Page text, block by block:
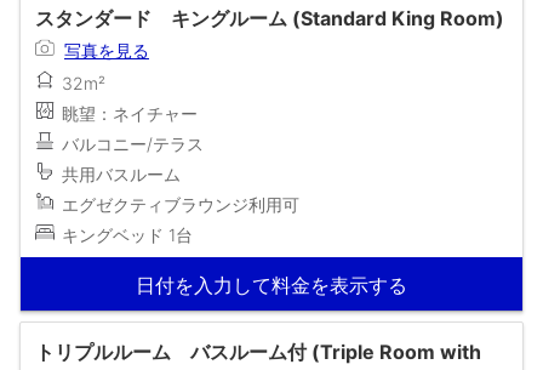
スタンダード キングルーム (Standard King Room)
写真を見る
32m²
眺望：ネイチャー
バルコニー/テラス
共用バスルーム
エグゼクティブラウンジ利用可
キングベッド 1台
日付を入力して料金を表示する
トリプルルーム バスルーム付 (Triple Room with